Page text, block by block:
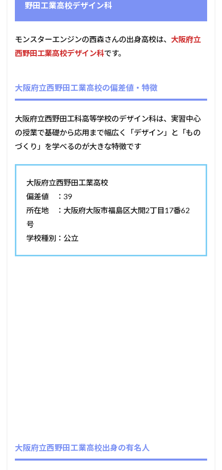
野田工業高校デザイン科
モンスターエンジンの西森さんの出身高校は、 大阪府立
西野田工業高校デザイン科です。
大阪府立西野田工業高校の偏差値・特徴
大阪府立西野田工科高等学校のデザイン科は、実習中心
の授業で基礎から応用まで幅広く「デザイン」と「もの
づくり」を学べるのが大きな特徴です
大阪府立西野田工業高校
偏差値 ：39
所在地 ：大阪府大阪市福島区大開2丁目17番62
号
学校種別：公立
大阪府立西野田工業高校出身の有名人